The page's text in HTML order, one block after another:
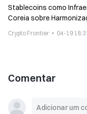
Stablecoins como
Coreia sobre
Crypto Frontier 04-19
Comentar